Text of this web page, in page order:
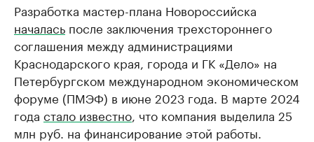
Разработка мастер-плана Новороссийска
началась после заключения трехстороннего
соглашения между администрациями
Краснодарского края, города и ГК «Дело» на
Петербургском международном экономическом
форуме (ПМЭФ) в июне 2023 года. В марте 2024
года стало известно , что компания выделила 25
млн руб. на финансирование этой работы.